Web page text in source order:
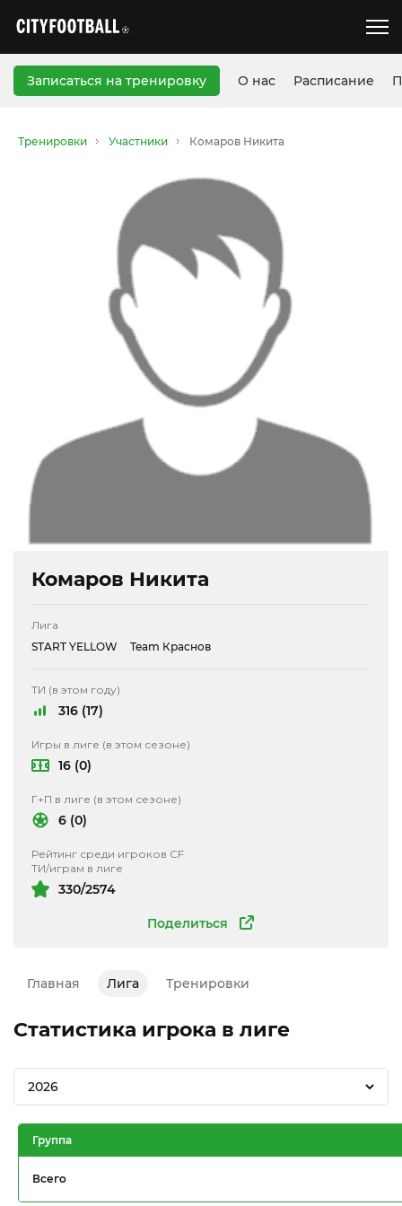
Записаться на тренировку О нас Расписание
Тренировки Участники Комаров Никита
Комаров Никита
Поделиться
Лига
START YELLOW
Team Краснов
ТИ (в этом году)
316 (17)
Игры в лиге (в этом сезоне)
16 (0)
Г+П в лиге (в этом сезоне)
6 (0)
Рейтинг среди игроков CF
ТИ/играм в лиге
330/2574
Главная Лига Тренировки
Статистика игрока в лиге
2026
Группа
Всего